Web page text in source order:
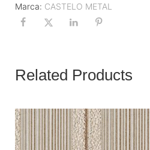
Marca: CASTELO METAL
Related Products